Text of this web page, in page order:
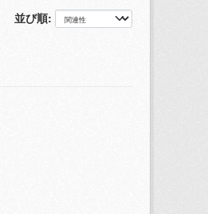
並び順